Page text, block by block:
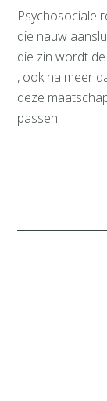
Psychosociale
die nauw
die zin wordt
, ook na meer
deze
passen.